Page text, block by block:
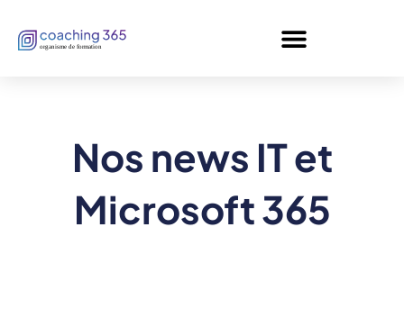
Nos news IT et
Microsoft 365